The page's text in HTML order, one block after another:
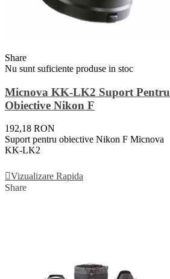
Share
Nu sunt suficiente produse in stoc
Micnova KK-LK2 Suport Pentru
Obiective Nikon F
192,18 RON
Suport pentru obiective Nikon F Micnova
KK-LK2
Vizualizare Rapida
Share